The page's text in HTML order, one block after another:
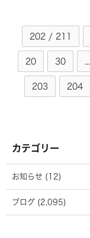
202 / 211
20 30
203 204
カテゴリー
お知らせ (12)
ブログ (2,095)